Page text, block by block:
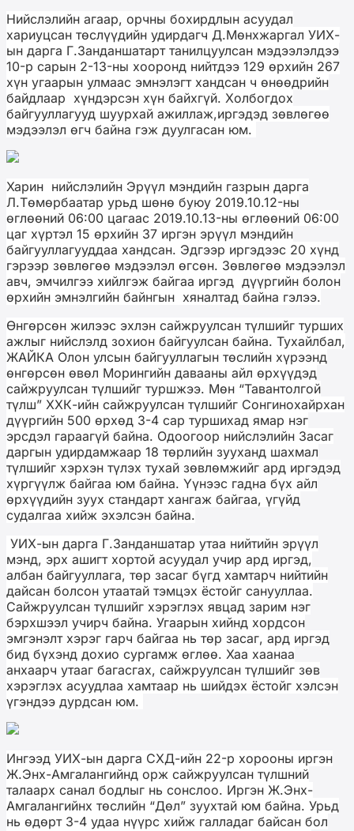
Нийслэлийн агаар, орчны бохирдлын асуудал
хариуцсан төслүүдийн удирдагч Д.Мөнхжаргал УИХ-
ын дарга Г.Занданшатарт танилцуулсан мэдээлэлдээ
10-р сарын 2-13-ны хооронд нийтдээ 129 өрхийн 267
хүн угаарын улмаас эмнэлэгт хандсан ч өнөөдрийн
байдлаар хүндэрсэн хүн байхгүй. Холбогдох
байгууллагууд шуурхай ажиллаж,иргэдэд зөвлөгөө
мэдээлэл өгч байна гэж дуулгасан юм.
Харин нийслэлийн Эрүүл мэндийн газрын дарга
Л.Төмөрбаатар урьд шөнө буюу 2019.10.12-ны
өглөөний 06:00 цагаас 2019.10.13-ны өглөөний 06:00
цаг хүртэл 15 өрхийн 37 иргэн эрүүл мэндийн
байгууллагууддаа хандсан. Эдгээр иргэдээс 20 хүнд
гэрээр зөвлөгөө мэдээлэл өгсөн. Зөвлөгөө мэдээлэл
авч, эмчилгээ хийлгэж байгаа иргэд дүүргийн болон
өрхийн эмнэлгийн байнгын хяналтад байна гэлээ.
Өнгөрсөн жилээс эхлэн сайжруулсан түлшийг турших
ажлыг нийслэлд зохион байгуулсан байна. Тухайлбал,
ЖАЙКА Олон улсын байгууллагын төслийн хүрээнд
өнгөрсөн өвөл Морингийн давааны айл өрхүүдэд
сайжруулсан түлшийг туршжээ. Мөн “Тавантолгой
түлш” ХХК-ийн сайжруулсан түлшийг Сонгинохайрхан
дүүргийн 500 өрхөд 3-4 сар туршихад ямар нэг
эрсдэл гараагүй байна. Одоогоор нийслэлийн Засаг
даргын удирдамжаар 18 төрлийн зууханд шахмал
түлшийг хэрхэн түлэх тухай зөвлөмжийг ард иргэдэд
хүргүүлж байгаа юм байна. Үүнээс гадна бүх айл
өрхүүдийн зуух стандарт хангаж байгаа, үгүйд
судалгаа хийж эхэлсэн байна.
УИХ-ын дарга Г.Занданшатар утаа нийтийн эрүүл
мэнд, эрх ашигт хортой асуудал учир ард иргэд,
албан байгууллага, төр засаг бүгд хамтарч нийтийн
дайсан болсон утаатай тэмцэх ёстойг санууллаа.
Сайжруулсан түлшийг хэрэглэх явцад зарим нэг
бэрхшээл учирч байна. Угаарын хийнд хордсон
эмгэнэлт хэрэг гарч байгаа нь төр засаг, ард иргэд
бид бүхэнд дохио сургамж өглөө. Хаа хаанаа
анхаарч утааг багасгах, сайжруулсан түлшийг зөв
хэрэглэх асуудлаа хамтаар нь шийдэх ёстойг хэлсэн
үгэндээ дурдсан юм.
Ингээд УИХ-ын дарга СХД-ийн 22-р хорооны иргэн
Ж.Энх-Амгалангийнд орж сайжруулсан түлшний
талаарх санал бодлыг нь сонслоо. Иргэн Ж.Энх-
Амгалангийнх төслийн “Дөл” зуухтай юм байна. Урьд
нь өдөрт 3-4 удаа нүүрс хийж галладаг байсан бол